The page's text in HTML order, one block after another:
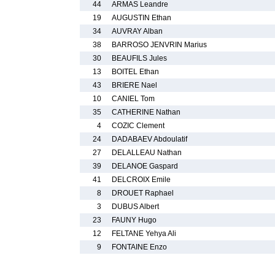
44
ARMAS Leandre
19
AUGUSTIN Ethan
34
AUVRAY Alban
38
BARROSO JENVRIN Marius
30
BEAUFILS Jules
13
BOITEL Ethan
43
BRIERE Nael
10
CANIEL Tom
35
CATHERINE Nathan
4
COZIC Clement
24
DADABAEV Abdoulatif
27
DELALLEAU Nathan
39
DELANOE Gaspard
41
DELCROIX Emile
8
DROUET Raphael
3
DUBUS Albert
23
FAUNY Hugo
12
FELTANE Yehya Ali
9
FONTAINE Enzo